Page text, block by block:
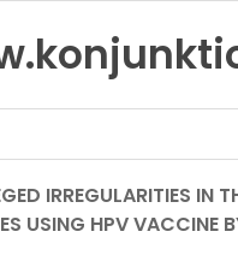
IRREGULARITIES IN
USING HPV VACCINE